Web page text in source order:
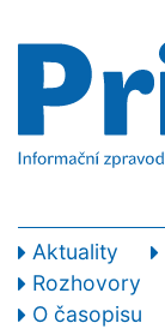
Aktuality
Rozhovory
O časopisu